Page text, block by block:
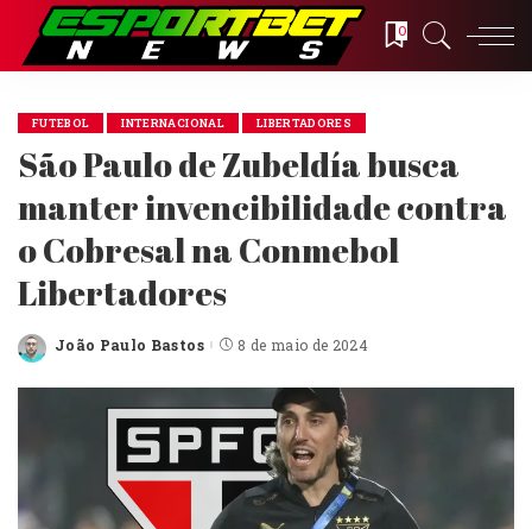
0
FUTEBOL INTERNACIONAL LIBERTADORES
São Paulo de Zubeldía busca
manter invencibilidade contra
o Cobresal na Conmebol
Libertadores
Posted
João Paulo Bastos 8 de maio de 2024